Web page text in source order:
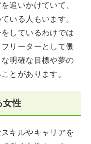
追いかけていて、
いる人もいます。
しているわけでは
リーターとして働
明確な目標や夢の
とがあります。
女性
キルやキャリアを